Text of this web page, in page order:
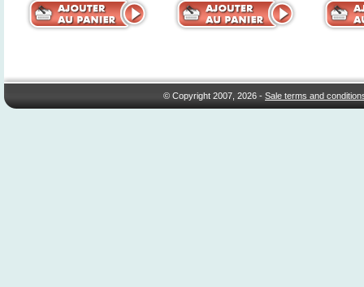
© Copyright 2007, 2026 -Sale terms and